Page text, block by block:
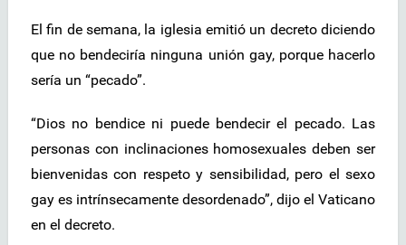
El fin de semana, la iglesia emitió un decreto diciendo
que no bendeciría ninguna unión gay, porque hacerlo
sería un “pecado”.
“Dios no bendice ni puede bendecir el pecado. Las
personas con inclinaciones homosexuales deben ser
bienvenidas con respeto y sensibilidad, pero el sexo
gay es intrínsecamente desordenado”, dijo el Vaticano
en el decreto.